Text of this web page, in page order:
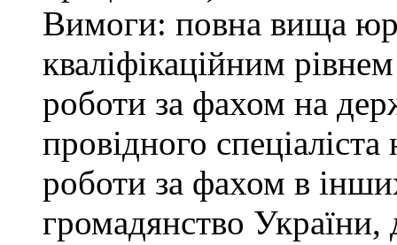
Вимоги: повна вища
кваліфікаційним
роботи за фахом на
провідного
роботи за фахом в
громадянство України,